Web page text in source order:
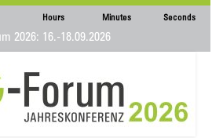
Hours Minutes Seconds
2026: 16.-18.09.2026